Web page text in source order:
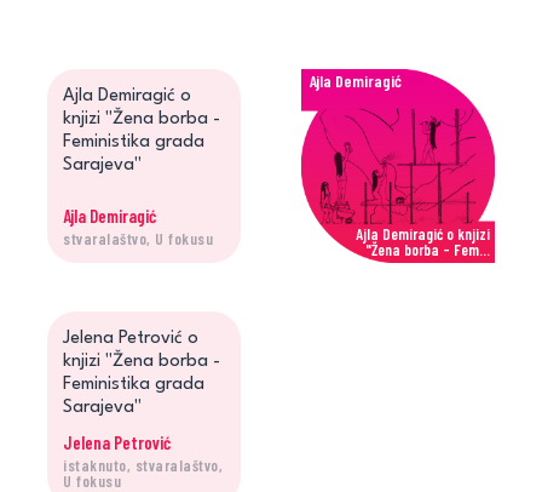
Ajla Demiragić o
knjizi "Žena borba -
Feministika grada
Sarajeva"
Ajla Demiragić
stvaralaštvo, U fokusu
Ajla Demiragić o knjizi
"Žena borba - Fem...
Ajla Demiragić
Jelena Petrović o
knjizi "Žena borba -
Feministika grada
Sarajeva"
Jelena Petrović
istaknuto, stvaralaštvo,
U fokusu